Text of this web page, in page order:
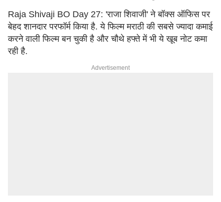
Raja Shivaji BO Day 27: 'राजा शिवाजी' ने बॉक्स ऑफिस पर
बेहद शानदार परफॉर्म किया है. ये फिल्म मराठी की सबसे ज्यादा कमाई
करने वाली फिल्म बन चुकी है और चौथे हफ्ते में भी ये खूब नोट कमा
रही है.
Advertisement